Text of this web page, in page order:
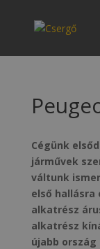
Cégünk
járművek
váltunk
első hallásra
alkatrész
alkatrész
újabb